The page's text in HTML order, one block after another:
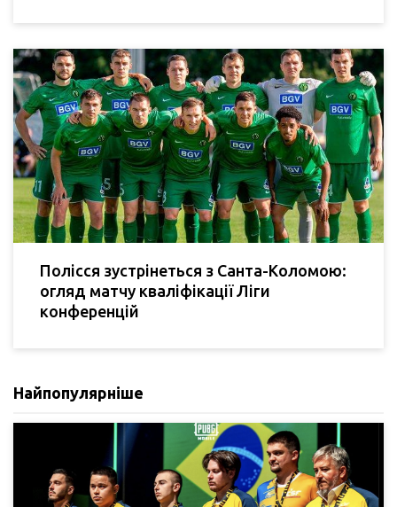
Полісся зустрінеться з Санта-Коломою:
огляд матчу кваліфікації Ліги
конференцій
Найпопулярніше